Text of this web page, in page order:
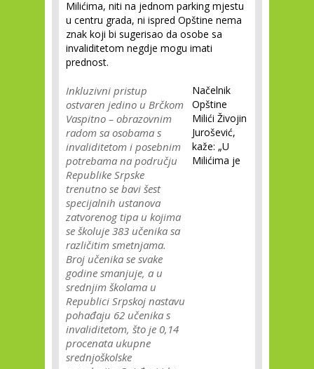
Milićima, niti na jednom parking mjestu
u centru grada, ni ispred Opštine nema
znak koji bi sugerisao da osobe sa
invaliditetom negdje mogu imati
prednost.
Inkluzivni pristup
ostvaren jedino u Brčkom
Vaspitno – obrazovnim
radom sa osobama s
invaliditetom i posebnim
potrebama na području
Republike Srpske
trenutno se bavi šest
specijalnih ustanova
zatvorenog tipa u kojima
se školuje 383 učenika sa
različitim smetnjama.
Broj učenika se svake
godine smanjuje, a u
srednjim školama u
Republici Srpskoj nastavu
pohađaju 62 učenika s
invaliditetom, što je 0,14
procenata ukupne
srednjoškolske
Načelnik
Opštine
Milići Živojin
Jurošević,
kaže: „U
Milićima je